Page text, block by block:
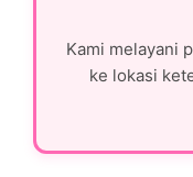
Kami melayani
ke lokasi